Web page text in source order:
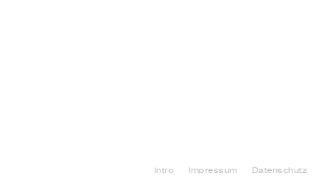
Intro Impressum Datenschutz